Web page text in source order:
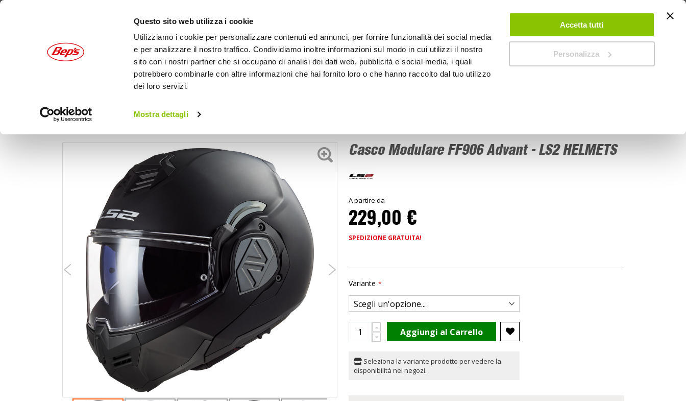
Questo sito web utilizza i cookie
Utilizziamo i cookie per personalizzare contenuti ed annunci, per fornire funzionalità dei social media
e per analizzare il nostro traffico. Condividiamo inoltre informazioni sul modo in cui utilizzi il nostro
sito con i nostri partner che si occupano di analisi dei dati web, pubblicità e social media, i quali
potrebbero combinarle con altre informazioni che hai fornito loro o che hanno raccolto dal tuo utilizzo
dei loro servizi.
Mostra dettagli
Accetta tutti
Personalizza
CONTATTACI NEGOZI IL MIO NEGOZIO
Casco Modulare FF906 Advant - LS2 HELMETS
A partire da
229,00 €
SPEDIZIONE GRATUITA!
Variante
Aggiungi al Carrello
Seleziona la variante prodotto per vedere la
disponibilità nei negozi.